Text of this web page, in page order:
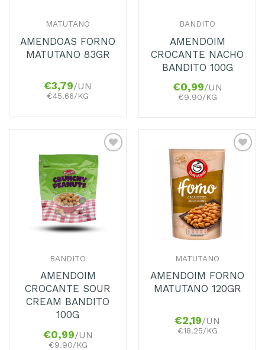
MATUTANO
AMENDOAS FORNO
MATUTANO 83GR
€3,79/UN
€45.66/KG
BANDITO
AMENDOIM
CROCANTE NACHO
BANDITO 100G
€0,99/UN
€9.90/KG
Adicionar
aos
Favoritos
BANDITO
AMENDOIM
CROCANTE SOUR
CREAM BANDITO
100G
€0,99/UN
€9.90/KG
Adicionar
Favoritos
MATUTANO
AMENDOIM FORNO
MATUTANO 120GR
€2,19/UN
€18.25/KG